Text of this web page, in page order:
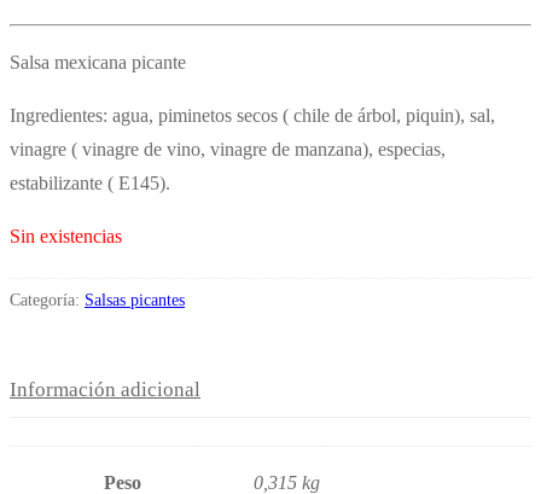
Salsa mexicana picante
Ingredientes: agua, piminetos secos ( chile de árbol, piquin), sal,
vinagre ( vinagre de vino, vinagre de manzana), especias,
estabilizante ( E145).
Sin existencias
Categoría: Salsas picantes
Información adicional
Peso 0,315 kg